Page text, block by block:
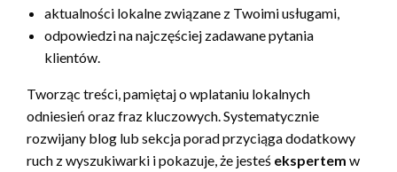
aktualności lokalne związane z Twoimi usługami,
odpowiedzi na najczęściej zadawane pytania
klientów.
Tworząc treści, pamiętaj o wplataniu lokalnych
odniesień oraz fraz kluczowych. Systematycznie
rozwijany blog lub sekcja porad przyciąga dodatkowy
ruch z wyszukiwarki i pokazuje, że jesteś ekspertem w